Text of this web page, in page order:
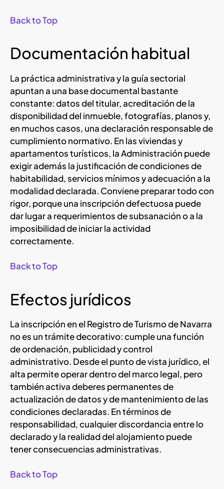
Back to Top
Documentación habitual
La práctica administrativa y la guía sectorial
apuntan a una base documental bastante
constante: datos del titular, acreditación de la
disponibilidad del inmueble, fotografías, planos y,
en muchos casos, una declaración responsable de
cumplimiento normativo. En las viviendas y
apartamentos turísticos, la Administración puede
exigir además la justificación de condiciones de
habitabilidad, servicios mínimos y adecuación a la
modalidad declarada. Conviene preparar todo con
rigor, porque una inscripción defectuosa puede
dar lugar a requerimientos de subsanación o a la
imposibilidad de iniciar la actividad
correctamente.
Back to Top
Efectos jurídicos
La inscripción en el Registro de Turismo de Navarra
no es un trámite decorativo: cumple una función
de ordenación, publicidad y control
administrativo. Desde el punto de vista jurídico, el
alta permite operar dentro del marco legal, pero
también activa deberes permanentes de
actualización de datos y de mantenimiento de las
condiciones declaradas. En términos de
responsabilidad, cualquier discordancia entre lo
declarado y la realidad del alojamiento puede
tener consecuencias administrativas.
Back to Top